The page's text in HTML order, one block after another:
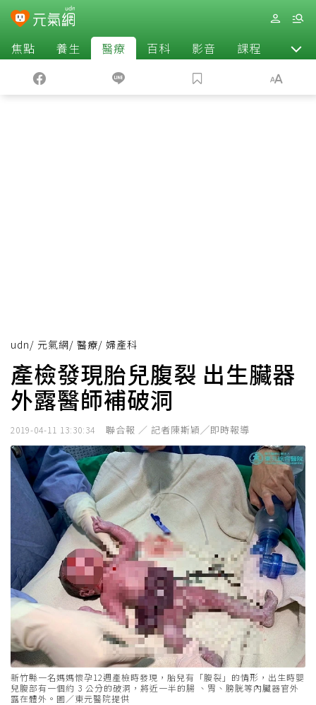
焦點 養生 醫療 百科 影音 課程 退休
udn/ 元氣網/ 醫療/ 婦產科
產檢發現胎兒腹裂 出生臟器
外露醫師補破洞
2019-04-11 13:30:34 聯合報 ／ 記者陳斯穎╱即時報導
新竹縣一名媽媽懷孕12週產檢時發現，胎兒有「腹裂」的情形，出生時嬰
兒腹部有一個約 3 公分的破洞，將近一半的腸 、胃、膀胱等內臟器官外
露在體外。圖／東元醫院提供